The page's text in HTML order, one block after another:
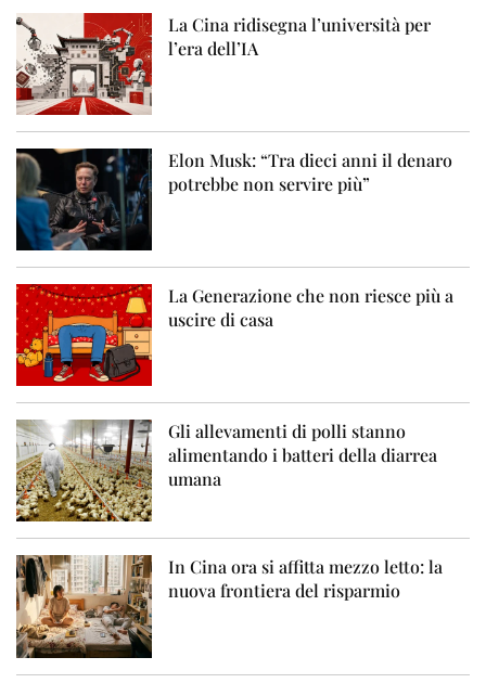
La Cina ridisegna l’università per
l’era dell’IA
Elon Musk: “Tra dieci anni il denaro
potrebbe non servire più”
La Generazione che non riesce più a
uscire di casa
Gli allevamenti di polli stanno
alimentando i batteri della diarrea
umana
In Cina ora si affitta mezzo letto: la
nuova frontiera del risparmio